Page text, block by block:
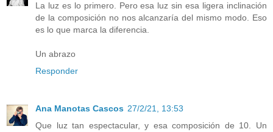
La luz es lo primero. Pero esa luz sin esa ligera inclinación
de la composición no nos alcanzaría del mismo modo. Eso
es lo que marca la diferencia.
Un abrazo
Responder
Ana Manotas Cascos 27/2/21, 13:53
Que luz tan espectacular, y esa composición de 10. Un